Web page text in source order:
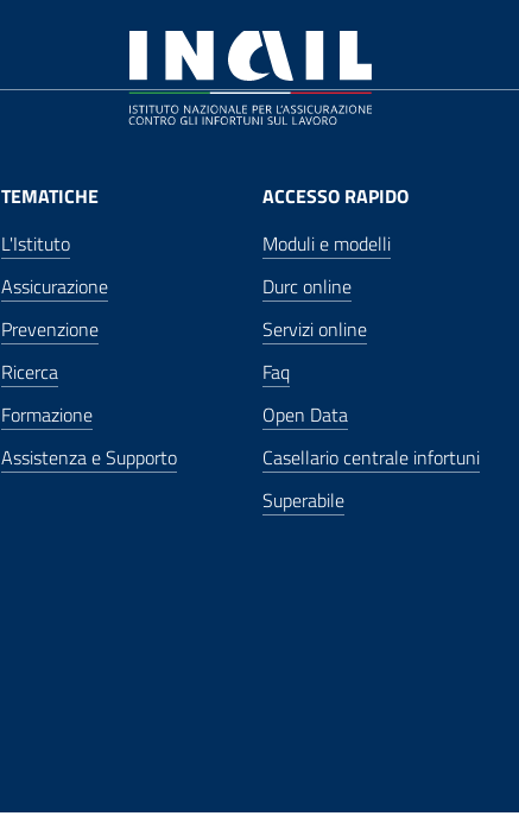
TEMATICHE
L'Istituto
Assicurazione
Prevenzione
Ricerca
Formazione
Assistenza e Supporto
ACCESSO RAPIDO
Moduli e modelli
Durc online
Servizi online
Faq
Open Data
Casellario centrale infortuni
Superabile